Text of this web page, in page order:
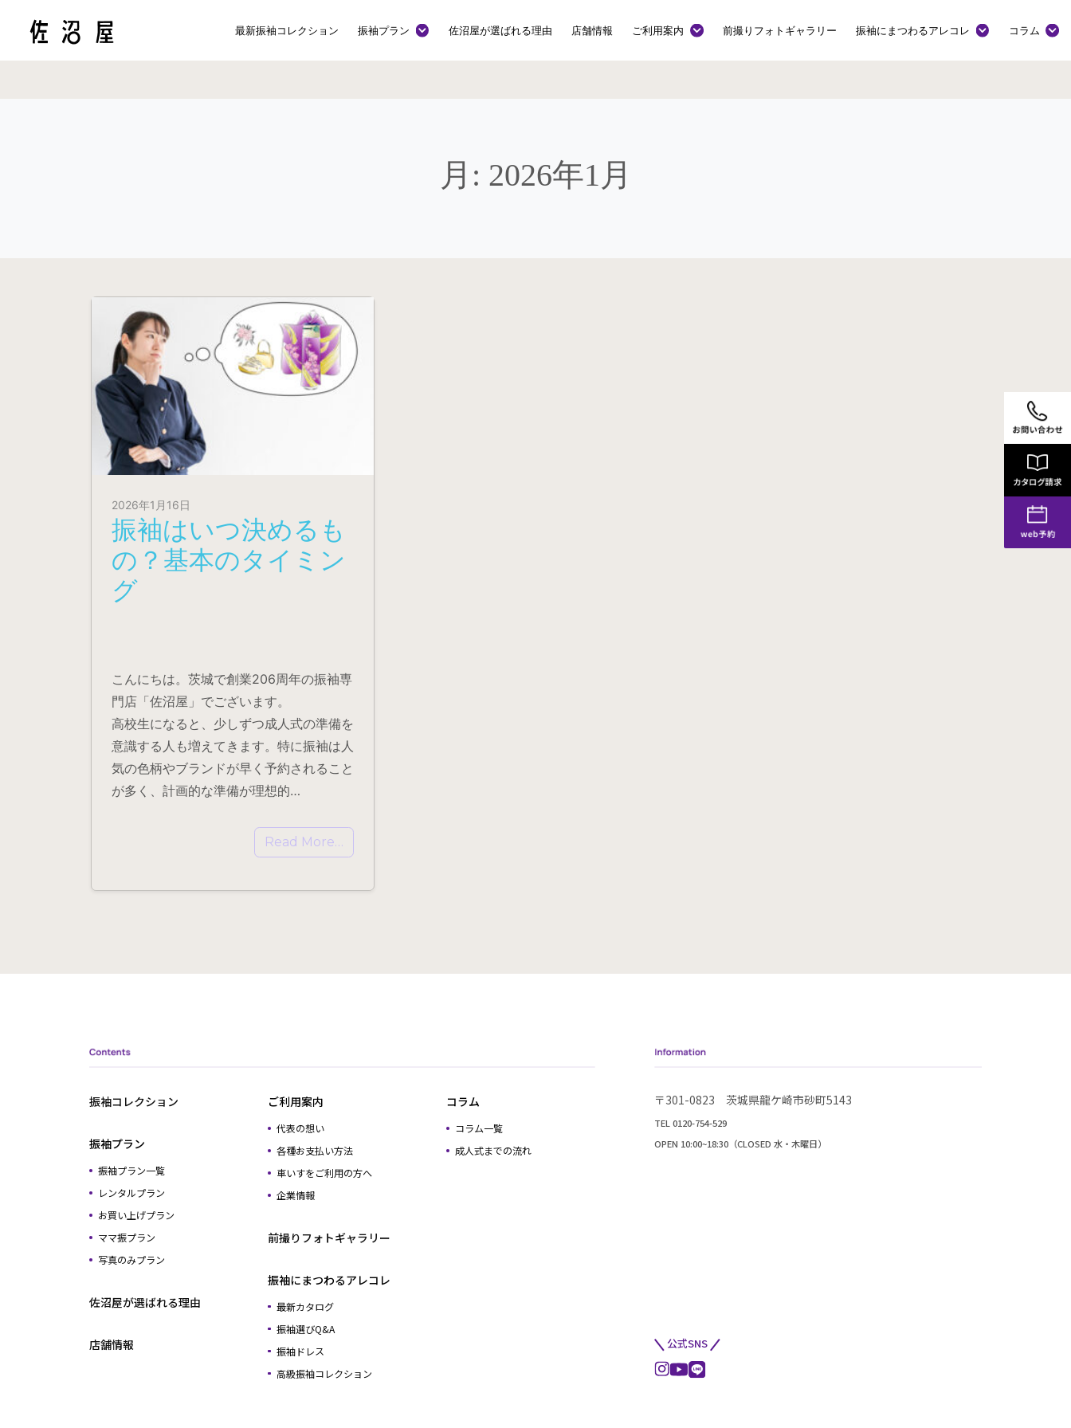
最新振袖コレクション 振袖プラン 佐沼屋が選ばれる理由 店舗情報 ご利用案内 前撮りフォトギャラリー 振袖にまつわるアレコレ コラム
月: 2026年1月
2026年1月16日
振袖はいつ決めるも
の？基本のタイミン
グ
こんにちは。茨城で創業206周年の振袖専
門店「佐沼屋」でございます。
高校生になると、少しずつ成人式の準備を
意識する人も増えてきます。特に振袖は人
気の色柄やブランドが早く予約されること
が多く、計画的な準備が理想的…
Read More…
振袖コレクション
振袖プラン
振袖プラン一覧
レンタルプラン
お買い上げプラン
ママ振プラン
写真のみプラン
佐沼屋が選ばれる理由
店舗情報
ご利用案内
代表の想い
各種お支払い方法
車いすをご利用の方へ
企業情報
前撮りフォトギャラリー
振袖にまつわるアレコレ
最新カタログ
振袖選びQ&A
振袖ドレス
高級振袖コレクション
コラム
コラム一覧
成人式までの流れ
〒301-0823 茨城県龍ケ崎市砂町5143
TEL 0120-754-529
OPEN 10:00~18:30（CLOSED 水・木曜日）
公式SNS